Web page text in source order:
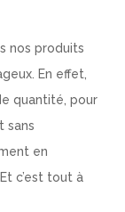
nos produits
En effet,
quantité, pour
sans
en
c’est tout à